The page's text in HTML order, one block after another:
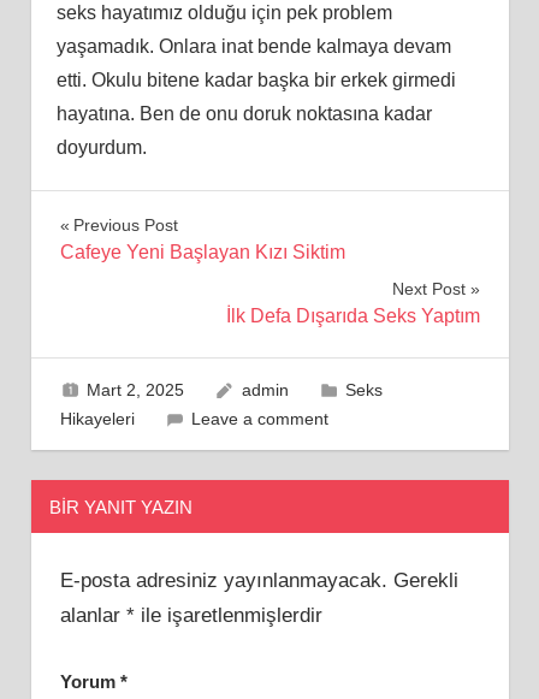
seks hayatımız olduğu için pek problem
yaşamadık. Onlara inat bende kalmaya devam
etti. Okulu bitene kadar başka bir erkek girmedi
hayatına. Ben de onu doruk noktasına kadar
doyurdum.
Yazı
Previous Post
Cafeye Yeni Başlayan Kızı Siktim
Next Post
İlk Defa Dışarıda Seks Yaptım
Mart 2, 2025 admin
Seks
Hikayeleri
Leave a comment
BIR YANIT YAZIN
E-posta adresiniz yayınlanmayacak. Gerekli
alanlar *ile işaretlenmişlerdir
Yorum *